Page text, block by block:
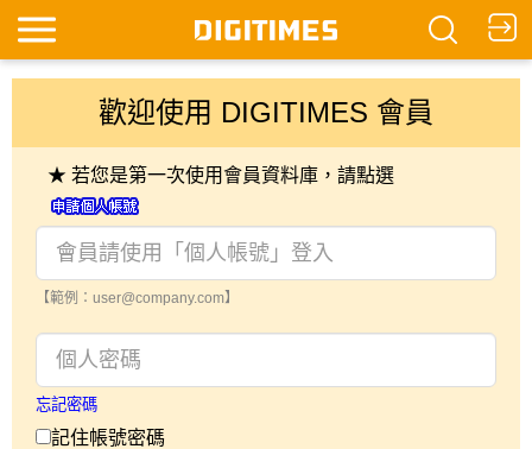
歡迎使用 DIGITIMES 會員
★ 若您是第一次使用會員資料庫，請點選
【範例：user@company.com】
忘記密碼
記住帳號密碼